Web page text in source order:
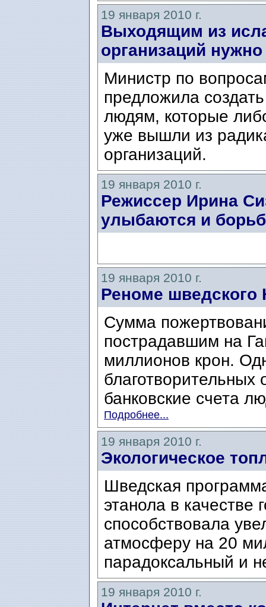
19 января 2010 г.
Выходящим из
организаций
Министр по
предложила
людям, которые
уже вышли из
организаций.
19 января 2010 г.
Режиссер Ирина
улыбаются и
19 января 2010 г.
Реноме шведского
Сумма
пострадавшим на
миллионов крон.
благотворительных
банковские счета
Подробнее...
19 января 2010 г.
Экологическое
Шведская
этанола в качестве
способствовала
атмосферу на 20
парадоксальный и
19 января 2010 г.